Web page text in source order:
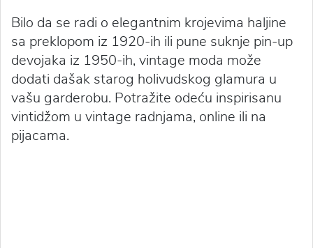
Bilo da se radi o elegantnim krojevima haljine
sa preklopom iz 1920-ih ili pune suknje pin-up
devojaka iz 1950-ih, vintage moda može
dodati dašak starog holivudskog glamura u
vašu garderobu. Potražite odeću inspirisanu
vintidžom u vintage radnjama, online ili na
pijacama.